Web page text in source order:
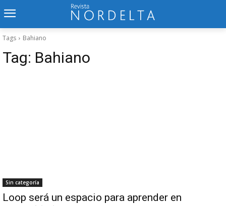
Tags Bahiano
Tag: Bahiano
Sin categoría
Loop será un espacio para aprender en